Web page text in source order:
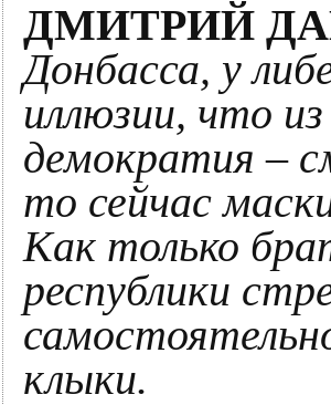
ДМИТРИЙ
Донбасса, у
иллюзии, что
демократия –
то сейчас
Как только
республики
клыки.